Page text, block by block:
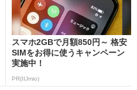
スマホ2GBで月額850円～ 格安
SIMをお得に使うキャンペーン
実施中！
PR(IIJmio)